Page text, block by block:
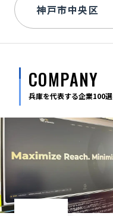
栃木エリア
神奈川エリア
富山エリア
静岡エリア
三重エリア
COMPANY
兵庫を代表する企業100選